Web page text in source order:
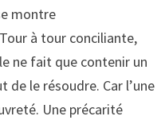
montre
à tour conciliante,
ne fait que contenir un
le résoudre. Car l’une
Une précarité